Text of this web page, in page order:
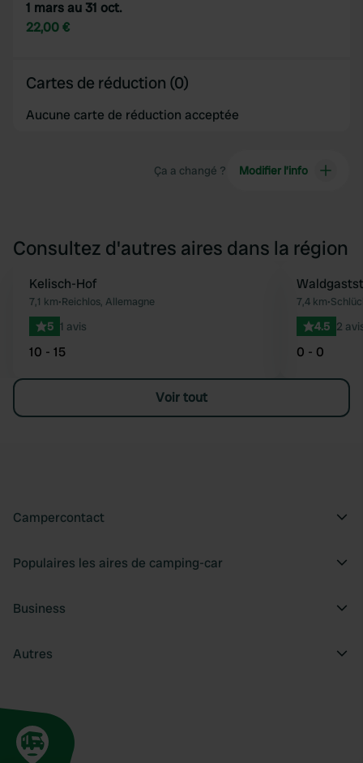
1 mars au 31 oct.
22,00 €
Cartes de réduction (0)
Aucune carte de réduction acceptée
Ça a changé ? Modifier l’info
Consultez d'autres aires dans la région
Préféré
Kelisch-Hof
7,1 km•Reichlos, Allemagne
5 1 avis
10 - 15
7,4 km•
4.5 2
0 - 0
Voir tout
Campercontact
Populaires les aires de camping-car
Business
Autres